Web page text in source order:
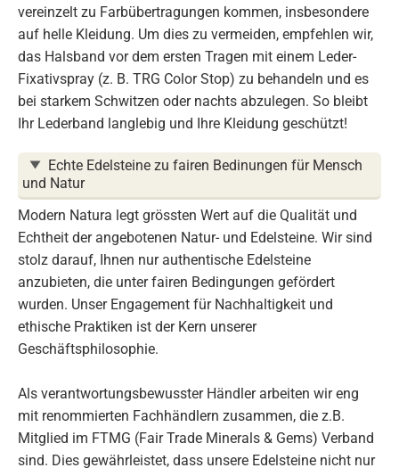
vereinzelt zu Farbübertragungen kommen, insbesondere
auf helle Kleidung. Um dies zu vermeiden, empfehlen wir,
das Halsband vor dem ersten Tragen mit einem Leder-
Fixativspray (z. B. TRG Color Stop) zu behandeln und es
bei starkem Schwitzen oder nachts abzulegen. So bleibt
Ihr Lederband langlebig und Ihre Kleidung geschützt!
Echte Edelsteine zu fairen Bedinungen für Mensch
und Natur
Modern Natura legt grössten Wert auf die Qualität und
Echtheit der angebotenen Natur- und Edelsteine. Wir sind
stolz darauf, Ihnen nur authentische Edelsteine
anzubieten, die unter fairen Bedingungen gefördert
wurden. Unser Engagement für Nachhaltigkeit und
ethische Praktiken ist der Kern unserer
Geschäftsphilosophie.
Als verantwortungsbewusster Händler arbeiten wir eng
mit renommierten Fachhändlern zusammen, die z.B.
Mitglied im FTMG (Fair Trade Minerals & Gems) Verband
sind. Dies gewährleistet, dass unsere Edelsteine nicht nur